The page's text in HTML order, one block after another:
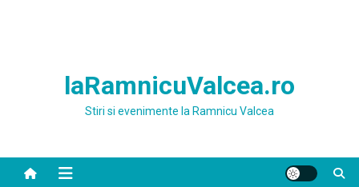
laRamnicuValcea.ro
Stiri si evenimente la Ramnicu Valcea